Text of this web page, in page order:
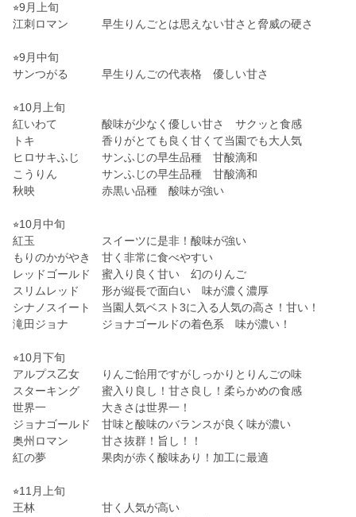
⭐︎9月上旬
江刺ロマン 早生りんごとは思えない甘さと脅威の硬さ
⭐︎9月中旬
サンつがる 早生りんごの代表格 優しい甘さ
⭐︎10月上旬
紅いわて 酸味が少なく優しい甘さ サクッと食感
トキ 香りがとても良く甘くて当園でも大人気
ヒロサキふじ サンふじの早生品種 甘酸滴和
こうりん サンふじの早生品種 甘酸滴和
秋映 赤黒い品種 酸味が強い
⭐︎10月中旬
紅玉 スイーツに是非！酸味が強い
もりのかがやき 甘く非常に食べやすい
レッドゴールド 蜜入り良く甘い 幻のりんご
スリムレッド 形が縦長で面白い 味が濃く濃厚
シナノスイート 当園人気ベスト3に入る人気の高さ！甘い！
滝田ジョナ ジョナゴールドの着色系 味が濃い！
⭐︎10月下旬
アルプス乙女 りんご飴用ですがしっかりとりんごの味
スターキング 蜜入り良し！甘さ良し！柔らかめの食感
世界一 大きさは世界一！
ジョナゴールド 甘味と酸味のバランスが良く味が濃い
奥州ロマン 甘さ抜群！旨し！！
紅の夢 果肉が赤く酸味あり！加工に最適
⭐︎11月上旬
王林 甘く人気が高い